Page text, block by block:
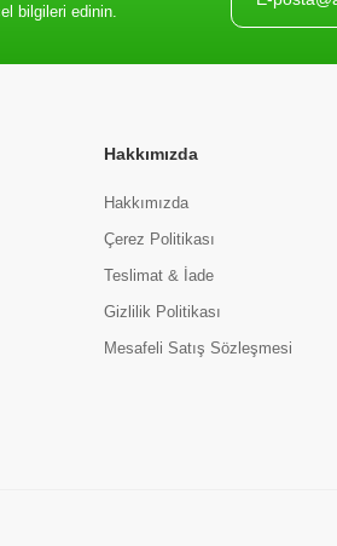
bilgileri edinin.
Hakkımızda
Hakkımızda
Çerez Politikası
Teslimat & İade
Gizlilik Politikası
Mesafeli Satış Sözleşmesi